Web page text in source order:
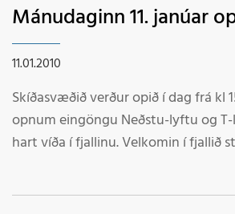
fara varlega. Velkomin í fjallið
Mánudaginn 11. janúar
11.01.2010
Skíðasvæðið verður opið í dag frá kl
opnum eingöngu Neðstu-lyftu og
hart víða í fjallinu. Velkomin í fjallið